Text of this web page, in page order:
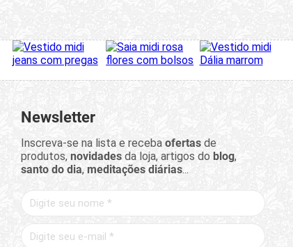
Newsletter
Inscreva-se na lista e receba ofertasde
produtos, novidadesda loja, artigos do blog,
santo do dia, meditações diárias...